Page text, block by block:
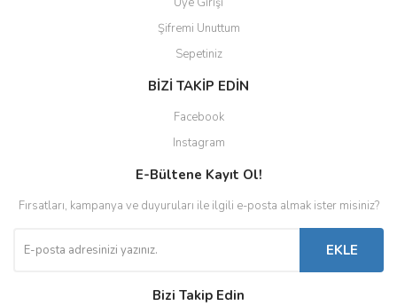
Şifremi Unuttum
Sepetiniz
BİZİ TAKİP EDİN
Facebook
Instagram
E-Bültene Kayıt Ol!
Fırsatları, kampanya ve duyuruları ile ilgili e-posta almak ister misiniz?
EKLE
Bizi Takip Edin